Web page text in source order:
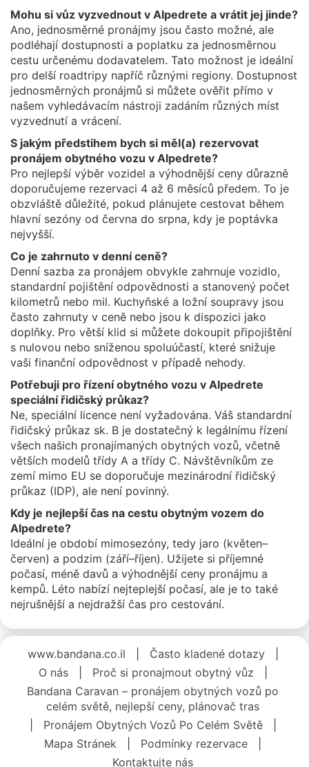
Mohu si vůz vyzvednout v Alpedrete a vrátit jej jinde?
Ano, jednosměrné pronájmy jsou často možné, ale
podléhají dostupnosti a poplatku za jednosměrnou
cestu určenému dodavatelem. Tato možnost je ideální
pro delší roadtripy napříč různými regiony. Dostupnost
jednosměrných pronájmů si můžete ověřit přímo v
našem vyhledávacím nástroji zadáním různých míst
vyzvednutí a vrácení.
S jakým předstihem bych si měl(a) rezervovat
pronájem obytného vozu v Alpedrete?
Pro nejlepší výběr vozidel a výhodnější ceny důrazně
doporučujeme rezervaci 4 až 6 měsíců předem. To je
obzvláště důležité, pokud plánujete cestovat během
hlavní sezóny od června do srpna, kdy je poptávka
nejvyšší.
Co je zahrnuto v denní ceně?
Denní sazba za pronájem obvykle zahrnuje vozidlo,
standardní pojištění odpovědnosti a stanovený počet
kilometrů nebo mil. Kuchyňské a ložní soupravy jsou
často zahrnuty v ceně nebo jsou k dispozici jako
doplňky. Pro větší klid si můžete dokoupit připojištění
s nulovou nebo sníženou spoluúčastí, které snižuje
vaši finanční odpovědnost v případě nehody.
Potřebuji pro řízení obytného vozu v Alpedrete
speciální řidičský průkaz?
Ne, speciální licence není vyžadována. Váš standardní
řidičský průkaz sk. B je dostatečný k legálnímu řízení
všech našich pronajímaných obytných vozů, včetně
větších modelů třídy A a třídy C. Návštěvníkům ze
zemí mimo EU se doporučuje mezinárodní řidičský
průkaz (IDP), ale není povinný.
Kdy je nejlepší čas na cestu obytným vozem do
Alpedrete?
Ideální je období mimosezóny, tedy jaro (květen–
červen) a podzim (září–říjen). Užijete si příjemné
počasí, méně davů a výhodnější ceny pronájmu a
kempů. Léto nabízí nejteplejší počasí, ale je to také
nejrušnější a nejdražší čas pro cestování.
www.bandana.co.il Často kladené dotazy
O nás
Proč si pronajmout obytný vůz
Bandana Caravan – pronájem obytných vozů po
celém světě, nejlepší ceny, plánovač tras
Pronájem Obytných Vozů Po Celém Světě
Mapa Stránek
Podmínky rezervace
Kontaktujte nás